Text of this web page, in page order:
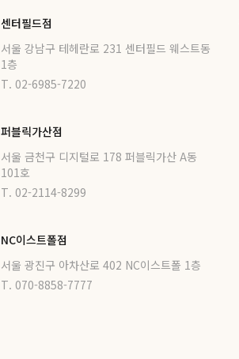
센터필드점
서울 강남구 테헤란로 231 센터필드 웨스트동
1층
T. 02-6985-7220
퍼블릭가산점
서울 금천구 디지털로 178 퍼블릭가산 A동
101호
T. 02-2114-8299
NC이스트폴점
서울 광진구 아차산로 402 NC이스트폴 1층
T. 070-8858-7777